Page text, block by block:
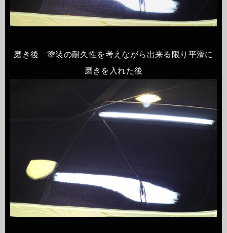
磨き後 塗装の耐久性を考えながら出来る限り平滑に
磨きを入れた後